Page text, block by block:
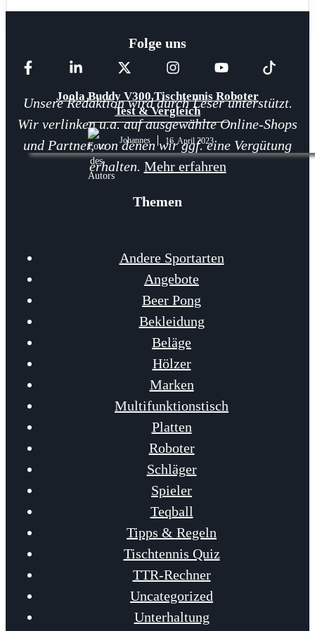
Joola Buddy V300 Tischtennis Roboter
Test & Vergleich
Johannes 16. April 2023
Folge uns
Unsere Redaktion wird durch Leser unterstützt.
Wir verlinken u.a. auf ausgewählte Online-Shops
und Partner, von denen wir ggf. eine Vergütung
erhalten. Mehr erfahren
Themen
Andere Sportarten
Angebote
Beer Pong
Bekleidung
Beläge
Hölzer
Marken
Multifunktionstisch
Platten
Roboter
Schläger
Spieler
Teqball
Tipps & Regeln
Tischtennis Quiz
TTR-Rechner
Uncategorized
Unterhaltung